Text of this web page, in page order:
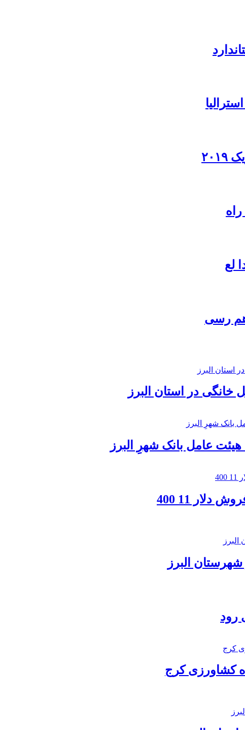
لع
هم رسی
خانگی در استان البرز
عامل بانک شهرِ البرز
11 400
البرز
رود
کشاورزی کرج